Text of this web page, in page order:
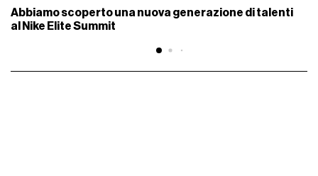
Abbiamo scoperto una nuova generazione di talenti
al Nike Elite Summit